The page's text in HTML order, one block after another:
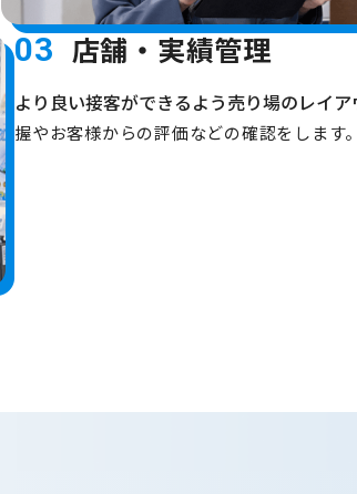
03 店舗・実績管理
より良い接客ができるよう売り場のレイ
握やお客様からの評価などの確認をします。